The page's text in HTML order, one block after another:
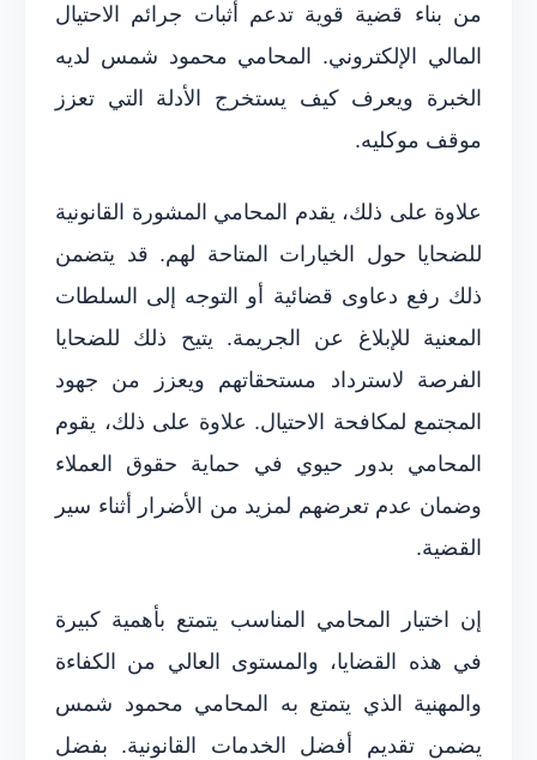
من بناء قضية قوية تدعم أثبات جرائم الاحتيال
المالي الإلكتروني. المحامي محمود شمس لديه
الخبرة ويعرف كيف يستخرج الأدلة التي تعزز
موقف موكليه.
علاوة على ذلك، يقدم المحامي المشورة القانونية
للضحايا حول الخيارات المتاحة لهم. قد يتضمن
ذلك رفع دعاوى قضائية أو التوجه إلى السلطات
المعنية للإبلاغ عن الجريمة. يتيح ذلك للضحايا
الفرصة لاسترداد مستحقاتهم ويعزز من جهود
المجتمع لمكافحة الاحتيال. علاوة على ذلك، يقوم
المحامي بدور حيوي في حماية حقوق العملاء
وضمان عدم تعرضهم لمزيد من الأضرار أثناء سير
القضية.
إن اختيار المحامي المناسب يتمتع بأهمية كبيرة
في هذه القضايا، والمستوى العالي من الكفاءة
والمهنية الذي يتمتع به المحامي محمود شمس
يضمن تقديم أفضل الخدمات القانونية. بفضل